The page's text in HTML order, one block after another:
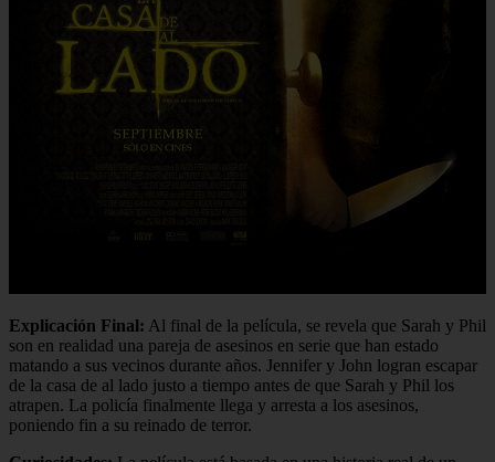
Explicación Final: Al final de la película, se revela que Sarah y Phil
son en realidad una pareja de asesinos en serie que han estado
matando a sus vecinos durante años. Jennifer y John logran escapar
de la casa de al lado justo a tiempo antes de que Sarah y Phil los
atrapen. La policía finalmente llega y arresta a los asesinos,
poniendo fin a su reinado de terror.